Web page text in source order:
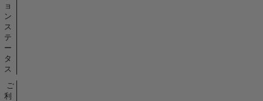
ョ
ン
ス
テ
ー
タ
ス
ご
利